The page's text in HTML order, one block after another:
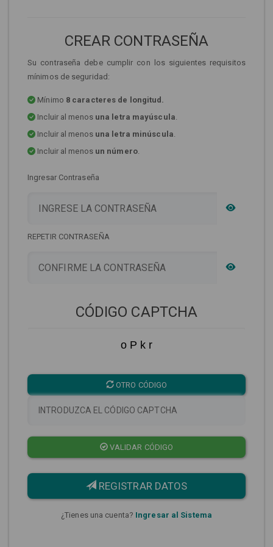
CREAR CONTRASEÑA
Su contraseña debe cumplir con los siguientes requisitos
mínimos de seguridad:
Mínimo 8 caracteres de longitud.
Incluir al menos una letra mayúscula.
Incluir al menos una letra minúscula.
Incluir al menos un número.
Ingresar Contraseña
REPETIR CONTRASEÑA
CÓDIGO CAPTCHA
o P k r
OTRO CÓDIGO
VALIDAR CÓDIGO
REGISTRAR DATOS
¿Tienes una cuenta? Ingresar al Sistema